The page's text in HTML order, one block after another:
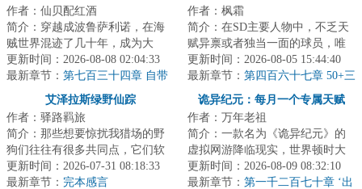
作者：仙贝配红酒
简介：穿越成波鲁萨利诺，在海
贼世界混迹了几十年，成为大
将，实力近乎无敌！秉承着‘抓了
一辈子海贼，就...
更新时间：2026-08-08 02:04:33
最新章节： 第七百三十四章 自带
作者：枫霜
简介：在SD主要人物中，不乏天
赋异禀或者独当一面的球员，唯
有一人除外，他就是时间掌控者
木暮公延！他不...
更新时间：2026-08-05 15:44:40
最新章节： 第四百六十七章 50+三
双，志在MVP！
艾泽拉斯绿野仙踪
作者：驿路羁旅
简介：那些想要惊扰我猎场的野
狗们往往有很多共同点，它们软
弱、鲁莽、怯懦...甚至不好吃，可
在大自然的...
更新时间：2026-07-31 08:18:33
最新章节： 完本感言
诡异纪元：每月一个专属天赋
作者：万年老祖
简介：一款名为《诡异纪元》的
虚拟网游降临现实，世界顿时大
乱，各地沦陷为诡异地区。每个
人扮演不同的身...
更新时间：2026-08-09 08:32:10
最新章节： 第一千二百七十章 ‘出